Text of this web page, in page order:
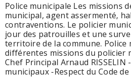
Police municipale Les missions
municipal, agent assermenté,
contraventions. Le policier
jour des patrouilles et une
territoire de la commune. Police
différentes missions du policier
Chef Principal Arnaud RISSELIN
municipaux -Respect du Code